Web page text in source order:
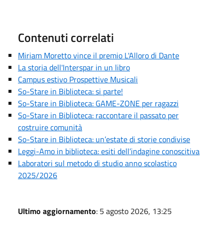
Contenuti correlati
Miriam Moretto vince il premio L'Alloro di Dante
La storia dell'Interspar in un libro
Campus estivo Prospettive Musicali
So-Stare in Biblioteca: si parte!
So-Stare in Biblioteca: GAME-ZONE per ragazzi
So-Stare in Biblioteca: raccontare il passato per
costruire comunità
So-Stare in Biblioteca: un’estate di storie condivise
Leggi-Amo in biblioteca: esiti dell’indagine conoscitiva
Laboratori sul metodo di studio anno scolastico
2025/2026
Ultimo aggiornamento: 5 agosto 2026, 13:25